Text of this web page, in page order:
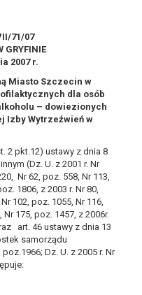
71/07
GRYFINIE
2007 r.
Miasto Szczecin w
dla osób
– dowiezionych
Izby Wytrzeźwień w
2 pkt.12) ustawy z dnia 8
(Dz. U. z 2001 r. Nr
Nr 62, poz. 558, Nr 113,
1806, z 2003 r. Nr 80,
102, poz. 1055, Nr 116,
175, poz. 1457, z 2006r.
art. 46 ustawy z dnia 13
samorządu
Dz. U. z 2005 r. Nr
realizowanego w
lub w ramach
bądź
do celów
prawnie
przez administratora
trzecią.
z Pani/Pana
razie wniesienia
nie może już
osobowych, chyba
ważnych prawnie
do przetwarzania,
praw i